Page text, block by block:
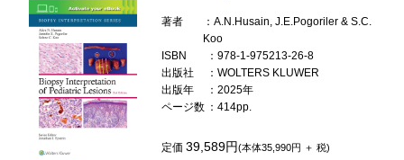
著者
：A.N.Husain, J.E.Pogoriler & S.C.
Koo
ISBN
：978-1-975213-26-8
出版社
：WOLTERS KLUWER
出版年
：2025年
ページ数 ：414pp.
定価39,589円(本体35,990円 ＋ 税)